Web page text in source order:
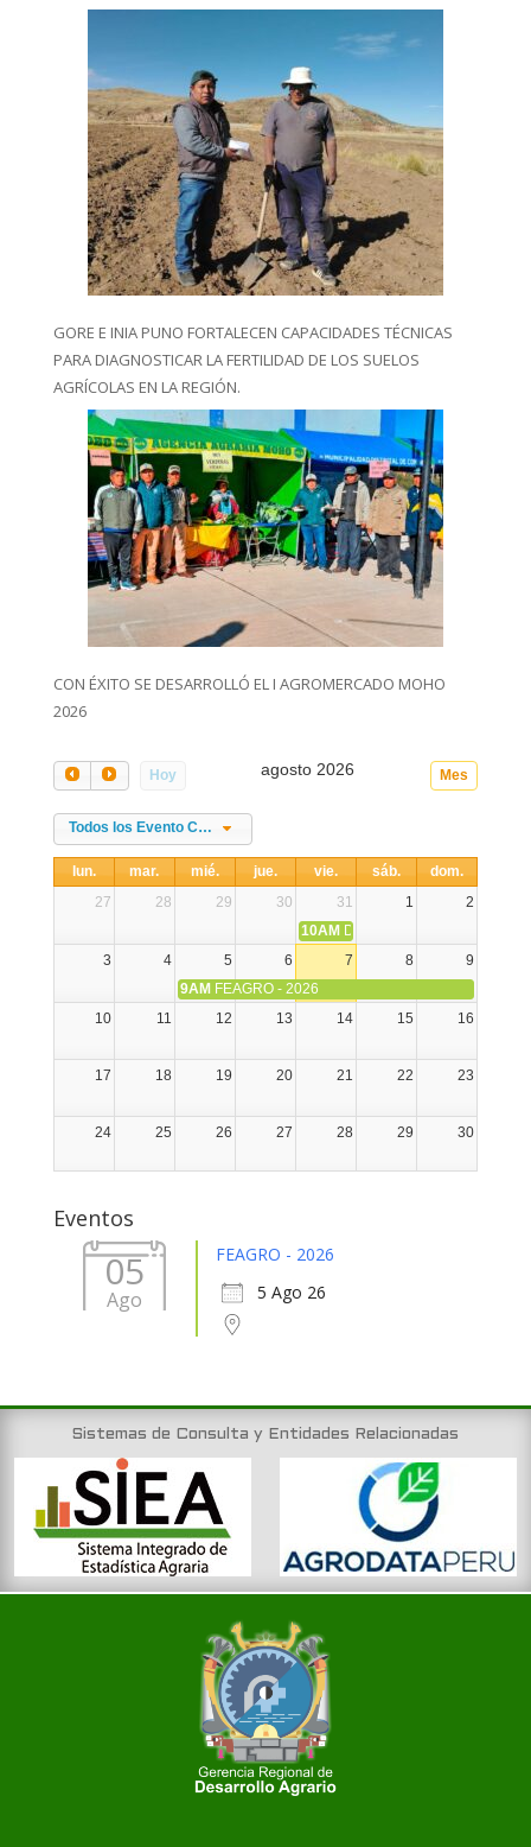
GORE E INIA PUNO FORTALECEN CAPACIDADES TÉCNICAS
PARA DIAGNOSTICAR LA FERTILIDAD DE LOS SUELOS
AGRÍCOLAS EN LA REGIÓN.
CON ÉXITO SE DESARROLLÓ EL I AGROMERCADO MOHO
2026
Hoy Mes
agosto 2026
Todos los Evento Categories
lun. mar. mié. jue. vie. sáb.
dom.
27
28 29 30 31 1
2
10AM DIA NACIONAL DE LA
3
4 5 6 7 8
9
9AM FEAGRO - 2026
10
11 12 13 14 15 16
17 18 19 20 21 22 23
24 25 26 27 28 29 30
Eventos
05
Ago
FEAGRO - 2026
5 Ago 26
Sistemas de Consulta y Entidades Relacionadas